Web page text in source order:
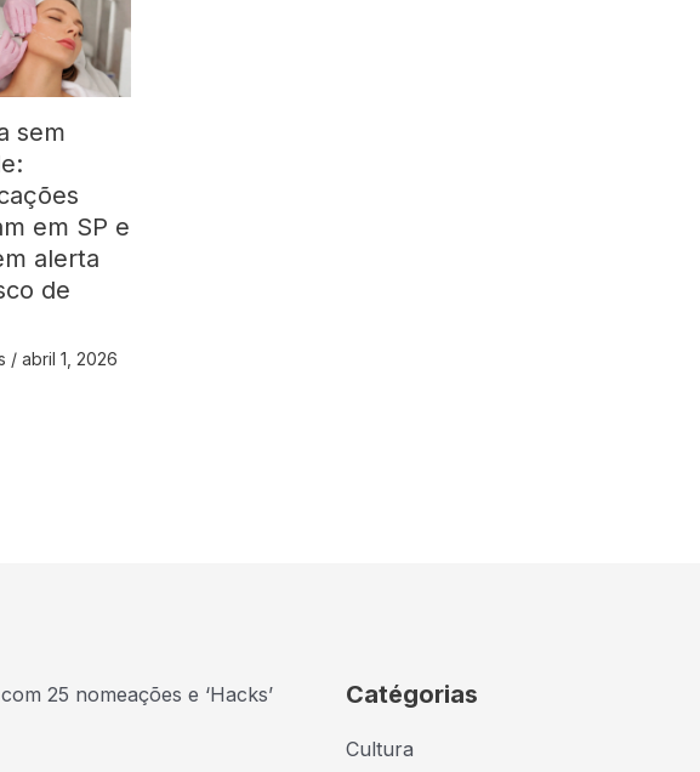
sem
em SP e
alerta
de
/abril 1, 2026
25 nomeações e ‘Hacks’
Catégorias
Cultura